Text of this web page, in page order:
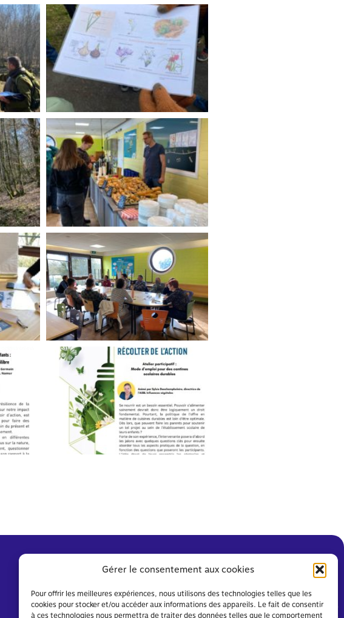
Gérer le consentement aux cookies
Pour offrir les meilleures expériences, nous utilisons des technologies telles que les
cookies pour stocker et/ou accéder aux informations des appareils. Le fait de consentir
à ces technologies nous permettra de traiter des données telles que le comportement